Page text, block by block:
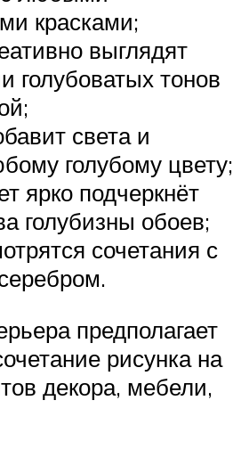
красками;
выглядят
голубоватых тонов
света и
голубому цвету;
ярко подчеркнёт
голубизны обоев;
сочетания с
предполагает
рисунка на
декора, мебели,